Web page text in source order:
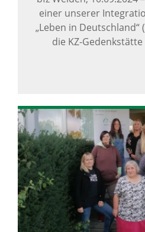
einer unserer
„Leben in
die KZ-